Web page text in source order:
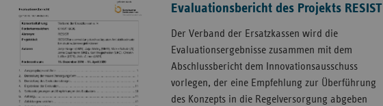
Evaluationsbericht des Projekts RESIST
Der Verband der Ersatzkassen wird die
Evaluationsergebnisse zusammen mit dem
Abschlussbericht dem Innovationsausschuss
vorlegen, der eine Empfehlung zur Überführung
des Konzepts in die Regelversorgung abgeben